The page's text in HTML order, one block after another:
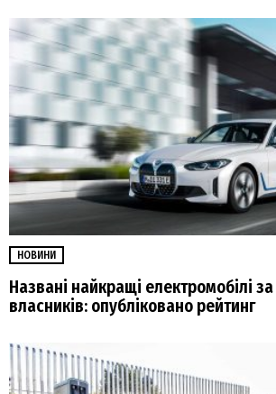
НОВИНИ
Названі найкращі електромобілі
власників: опубліковано рейтинг